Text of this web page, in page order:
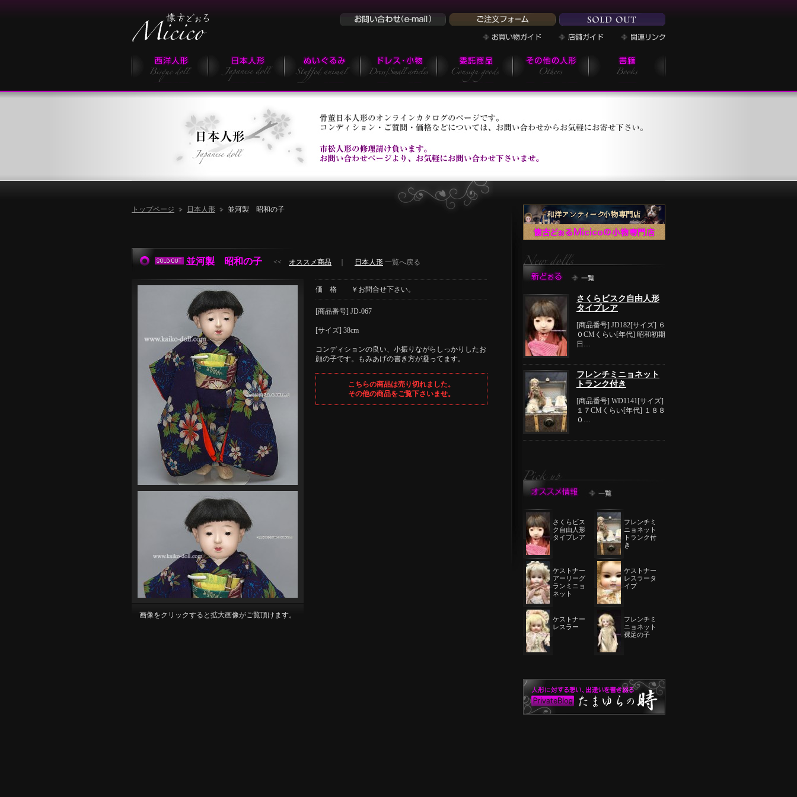
トップページ 日本人形 並河製 昭和の子
並河製 昭和の子 << オススメ商品 日本人形 一覧へ戻る
価 格 ￥お問合せ下さい。
[商品番号] JD-067
[サイズ] 38cm
コンディションの良い、小振りながらしっかりしたお
顔の子です。もみあげの書き方が凝ってます。
こちらの商品は売り切れました。
その他の商品をご覧下さいませ。
画像をクリックすると拡大画像がご覧頂けます。
さくらビスク自由人形
タイプレア
[商品番号] JD182[サイズ] ６
０CMくらい[年代] 昭和初期
日…
フレンチミニョネット
トランク付き
[商品番号] WD1141[サイズ]
１７CMくらい[年代] １８８
０…
さくらビス
ク自由人形
タイプレア
フレンチミ
ニョネット
トランク付
き
ケストナー
アーリーグ
ランミニョ
ネット
ケストナー
レスラータ
イプ
ケストナー
レスラー
フレンチミ
ニョネット
裸足の子